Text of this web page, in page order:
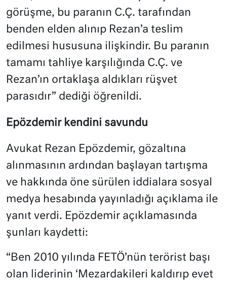
görüşme, bu paranın C.Ç. tarafından
benden elden alınıp Rezan’a teslim
edilmesi hususuna ilişkindir. Bu paranın
tamamı tahliye karşılığında C.Ç. ve
Rezan’ın ortaklaşa aldıkları rüşvet
parasıdır” dediği öğrenildi.
Epözdemir kendini savundu
Avukat Rezan Epözdemir, gözaltına
alınmasının ardından başlayan tartışma
ve hakkında öne sürülen iddialara sosyal
medya hesabında yayınladığı açıklama ile
yanıt verdi. Epözdemir açıklamasında
şunları kaydetti:
“Ben 2010 yılında FETÖ’nün terörist başı
olan liderinin ‘Mezardakileri kaldırıp evet